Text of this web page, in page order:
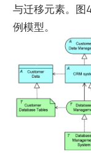
与迁移元素。图
例模型。